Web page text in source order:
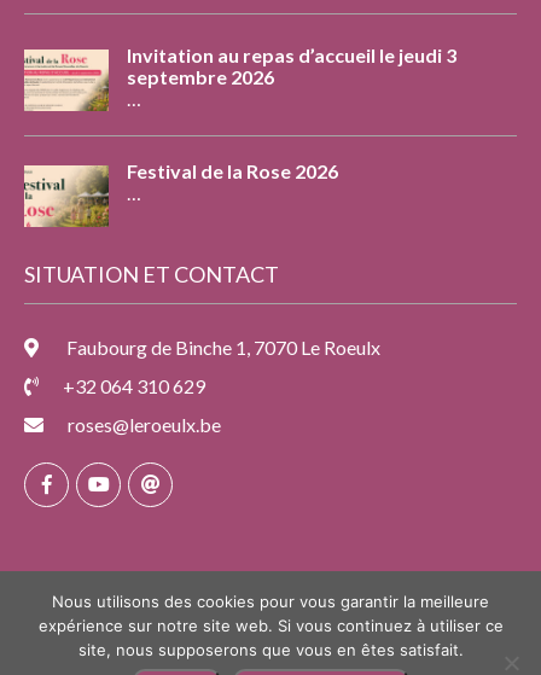
Invitation au repas d’accueil le jeudi 3
septembre 2026
…
Festival de la Rose 2026
…
SITUATION ET CONTACT
Faubourg de Binche 1, 7070 Le Roeulx
+32 064 310 629
roses@leroeulx.be
Nous utilisons des cookies pour vous garantir la meilleure
expérience sur notre site web. Si vous continuez à utiliser ce
site, nous supposerons que vous en êtes satisfait.